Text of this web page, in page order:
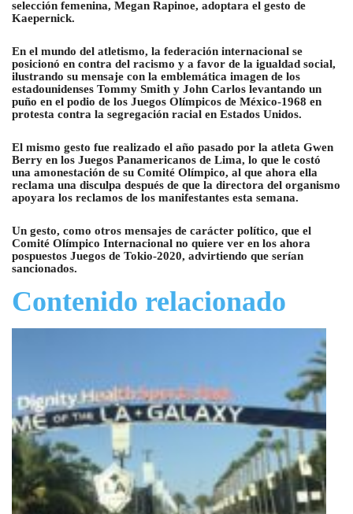
selección femenina, Megan Rapinoe, adoptara el gesto de
Kaepernick.
En el mundo del atletismo, la federación internacional se
posicionó en contra del racismo y a favor de la igualdad social,
ilustrando su mensaje con la emblemática imagen de los
estadounidenses Tommy Smith y John Carlos levantando un
puño en el podio de los Juegos Olímpicos de México-1968 en
protesta contra la segregación racial en Estados Unidos.
El mismo gesto fue realizado el año pasado por la atleta Gwen
Berry en los Juegos Panamericanos de Lima, lo que le costó
una amonestación de su Comité Olímpico, al que ahora ella
reclama una disculpa después de que la directora del organismo
apoyara los reclamos de los manifestantes esta semana.
Un gesto, como otros mensajes de carácter político, que el
Comité Olímpico Internacional no quiere ver en los ahora
pospuestos Juegos de Tokio-2020, advirtiendo que serían
sancionados.
Contenido relacionado